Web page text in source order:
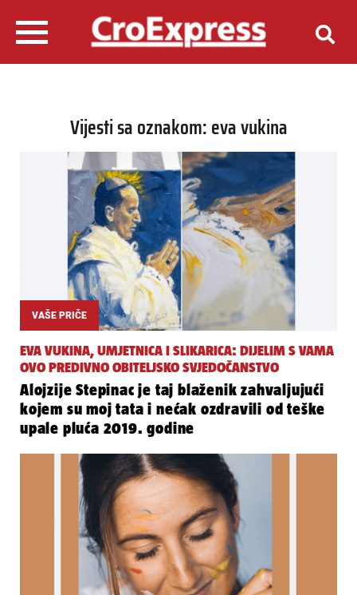
Vijesti sa oznakom: eva vukina
VAŠE PRIČE
EVA VUKINA, UMJETNICA I SLIKARICA: DIJELIM S VAMA
OVO PREDIVNO OBITELJSKO SVJEDOČANSTVO
Alojzije Stepinac je taj blaženik zahvaljujući
kojem su moj tata i nećak ozdravili od teške
upale pluća 2019. godine